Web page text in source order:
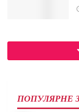
ПОПУЛЯРНЕ